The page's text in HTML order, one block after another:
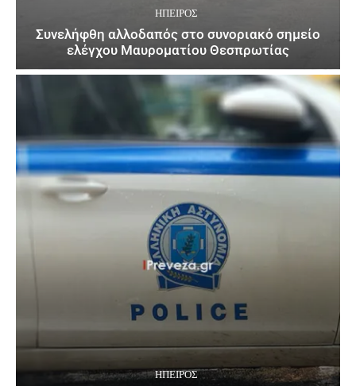
ΉΠΕΙΡΟΣ
Συνελήφθη αλλοδαπός στο συνοριακό σημείο
ελέγχου Μαυροματίου Θεσπρωτίας
ΉΠΕΙΡΟΣ